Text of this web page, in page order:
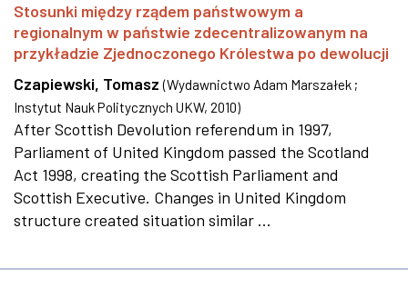
Stosunki między rządem państwowym a
regionalnym w państwie zdecentralizowanym na
przykładzie Zjednoczonego Królestwa po dewolucji
Czapiewski, Tomasz (Wydawnictwo Adam Marszałek ;
Instytut Nauk Politycznych UKW, 2010)
After Scottish Devolution referendum in 1997,
Parliament of United Kingdom passed the Scotland
Act 1998, creating the Scottish Parliament and
Scottish Executive. Changes in United Kingdom
structure created situation similar ...